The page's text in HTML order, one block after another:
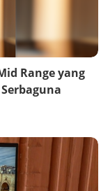
Range yang